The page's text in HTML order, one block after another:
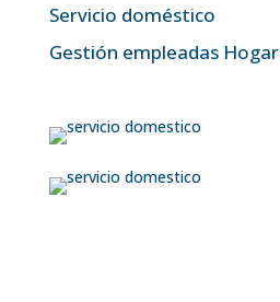
Servicio doméstico
Gestión empleadas Hogar